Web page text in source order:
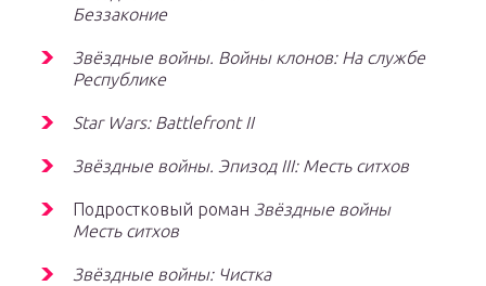
Беззаконие
Звёздные войны. Войны клонов: На службе
Республике
Star Wars: Battlefront II
Звёздные войны. Эпизод III: Месть ситхов
Подростковый роман Звёздные войны
Месть ситхов
Звёздные войны: Чистка